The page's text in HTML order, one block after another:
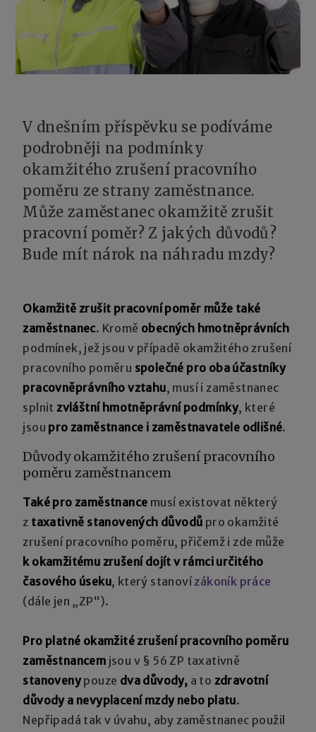
V dnešním příspěvku se podíváme
podrobněji na podmínky
okamžitého zrušení pracovního
poměru ze strany zaměstnance.
Může zaměstanec okamžitě zrušit
pracovní poměr? Z jakých důvodů?
Bude mít nárok na náhradu mzdy?
Okamžitě zrušit pracovní poměr může také
zaměstnanec. Kromě obecných hmotněprávních
podmínek, jež jsou v případě okamžitého zrušení
pracovního poměru společné pro oba účastníky
pracovněprávního vztahu, musí i zaměstnanec
splnit zvláštní hmotněprávní podmínky, které
jsou pro zaměstnance i zaměstnavatele odlišné.
Důvody okamžitého zrušení pracovního
poměru zaměstnancem
Také pro zaměstnance musí existovat některý
z taxativně stanovených důvodů pro okamžité
zrušení pracovního poměru, přičemž i zde může
k okamžitému zrušení dojít v rámci určitého
časového úseku, který stanovízákoník práce
(dále jen „ZP“).
Pro platné okamžité zrušení pracovního poměru
zaměstnancem jsou v § 56 ZP taxativně
stanovenypouze dva důvody, a to zdravotní
důvody a nevyplacení mzdy nebo platu.
Nepřipadá tak v úvahu, aby zaměstnanec použil